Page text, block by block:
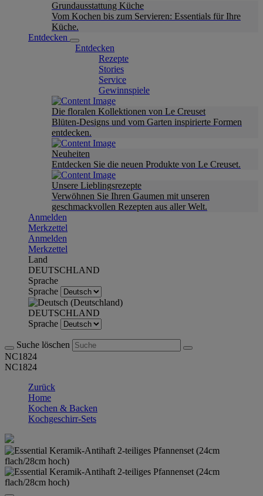
Grundausstattung Küche
Vom Kochen bis zum Servieren: Essentials für Ihre
Küche.
Entdecken
Entdecken
Rezepte
Stories
Service
Gewinnspiele
Die floralen Kollektionen von Le Creuset
Blüten-Designs und vom Garten inspirierte Formen
entdecken.
Neuheiten
Entdecken Sie die neuen Produkte von Le Creuset.
Unsere Lieblingsrezepte
Verwöhnen Sie Ihren Gaumen mit unseren
geschmackvollen Rezepten aus aller Welt.
Anmelden
Merkzettel
Anmelden
Merkzettel
Land
DEUTSCHLAND
Sprache
Sprache
DEUTSCHLAND
Sprache
Suche löschen
NC1824
NC1824
Zurück
Home
Kochen & Backen
Kochgeschirr-Sets